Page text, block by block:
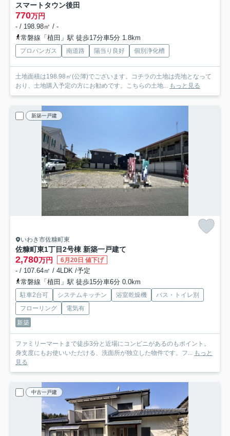
スマートタウン後田
770万円
- / 198.98㎡ / -
常磐線「植田」駅 徒歩17分車5分 1.8km
プロパンガス 南道路 陽当り良好 個別浄化槽
土地面積は198.98㎡(公簿)でございます。コチラの土地は売地となって
おり、土地購入予定の方にお勧めです。こちらの土地...
もっと見る
新築一戸建
いわき市佐糠町東
佐糠町東1丁目2号棟 新築一戸建て
2,780万円 6月20日 値下げ
- / 107.64㎡ / 4LDK /予定
常磐線「植田」駅 徒歩15分車6分 0.0km
駐車2台可 システムキッチン 浴室乾燥機
バス・トイレ別
フローリング
電気有
新築
ファミリーマートまで徒歩3分と近場にコンビニがあるのもポイント。
身支度にもお使いいただける、洗面所が独立した物件です。フ...
もっと
見る
中古一戸建